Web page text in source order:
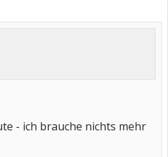
- ich brauche nichts mehr